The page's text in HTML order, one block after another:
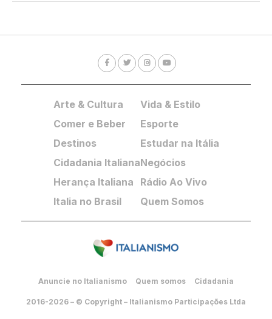
Arte & Cultura
Comer e Beber
Destinos
Cidadania Italiana
Herança Italiana
Italia no Brasil
Vida & Estilo
Esporte
Estudar na Itália
Negócios
Rádio Ao Vivo
Quem Somos
Anuncie no Italianismo Quem somos Cidadania
2016-2026 – © Copyright – Italianismo Participações Ltda